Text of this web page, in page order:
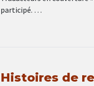
participé. …
Histoires de